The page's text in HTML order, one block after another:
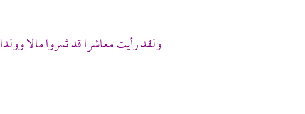
ولقد رأيت معاشرا قد ثمروا مالا وولدا